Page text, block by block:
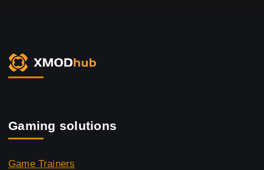
Gaming solutions
Game Trainers